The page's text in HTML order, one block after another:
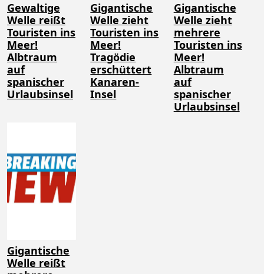
Gewaltige
Welle reißt
Touristen ins
Meer!
Albtraum
auf
spanischer
Urlaubsinsel
Gigantische
Welle zieht
Touristen ins
Meer!
Tragödie
erschüttert
Kanaren-
Insel
Gigantische
Welle zieht
mehrere
Touristen ins
Meer!
Albtraum
auf
spanischer
Urlaubsinsel
Gigantische
Welle reißt